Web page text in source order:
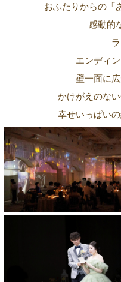
おふたりからの「
感動的
エンディ
壁一面に
かけがえのな
幸せいっぱい